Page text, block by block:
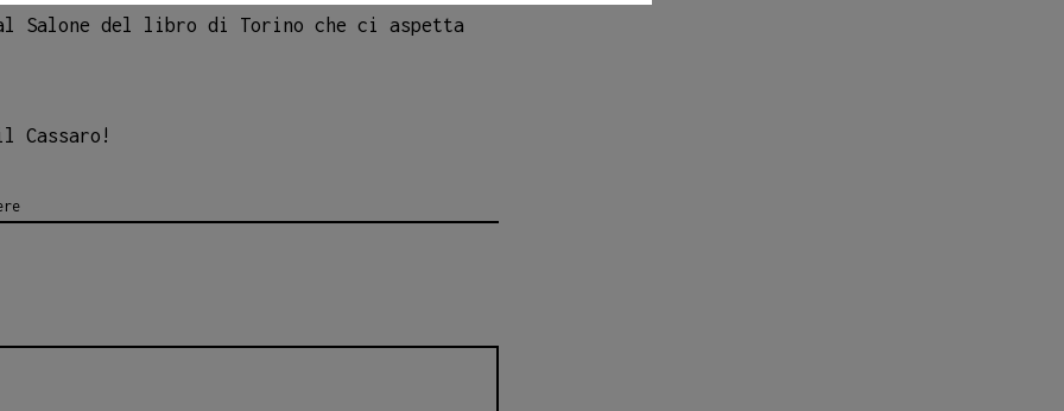
Salone del libro di Torino che ci aspetta
Cassaro!